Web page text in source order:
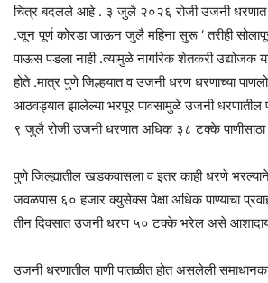
चित्र बदलले आहे . ३ जुलै २०२६ रोजी उजनी धरणात
.जून पूर्ण कोरडा जाऊन जुलै महिना सुरू ‘ तरीही
पाऊस पडला नाही .त्यामुळे नागरिक शेतकरी उद्योजक
होते .मात्र पुणे जिल्हयात व उजनी धरण धरणाच्या
आठवड्यात झालेल्या भरपूर पावसामुळे उजनी धरणातील
९ जुलै रोजी उजनी धरणात अधिक ३८ टक्के
पुणे जिल्ह्यातील खडकवासला व इतर काही धरणे
जवळपास ६० हजार क्युसेक्स पेक्षा अधिक पाण्याचा
तीन दिवसात उजनी धरण ५० टक्के भरेल असे
उजनी धरणातील पाणी पातळीत होत असलेली